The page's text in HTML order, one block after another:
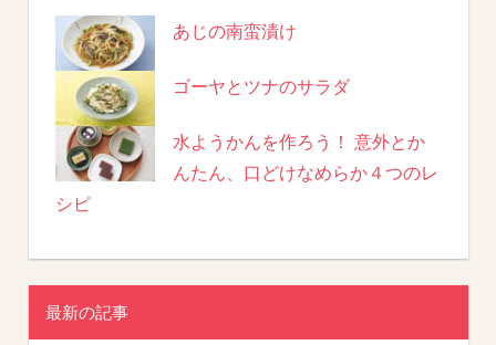
あじの南蛮漬け
ゴーヤとツナのサラダ
水ようかんを作ろう！ 意外とか
んたん、口どけなめらか４つのレ
シピ
最新の記事